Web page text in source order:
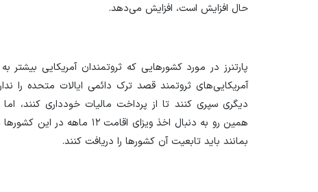
حال افزایش است، افزایش می‌دهد.
پارتنرز در مورد کشور‌هایی که ثروتمندان آمریکایی بیشتر
آمریکایی‌های ثروتمند قصد ترک دائمی ایالات متحده را
دیگری سپری کنند تا از پرداخت مالیات خودداری کنند،
همین رو به دنبال اخذ ویزای
بمانند باید تابعیت آن کشور‌ها را دریافت کنند.